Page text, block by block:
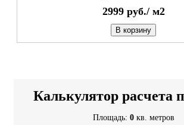
2999 руб./ м2
В корзину
Калькулятор расчета
Площадь: 0 кв. метров